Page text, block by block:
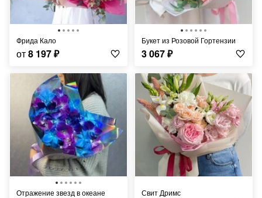
Фрида Кало
от8 197₽
Букет из Розовой Гортензии
3 067₽
Отражение звезд в океане Свит Дримс